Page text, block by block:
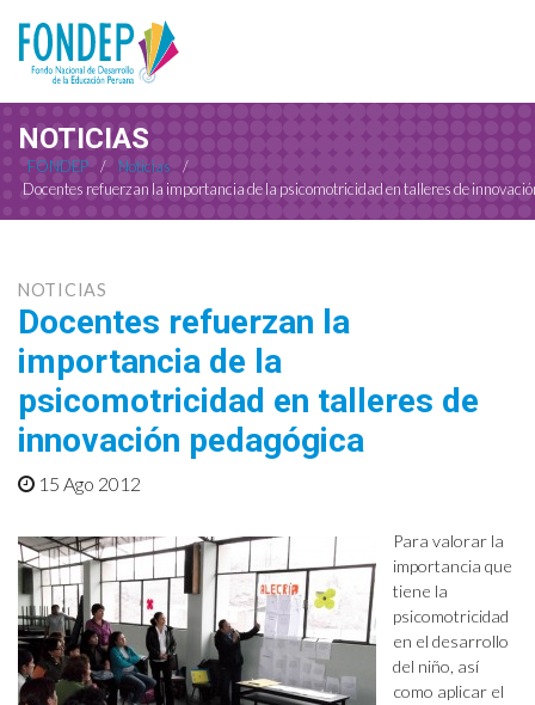
NOTICIAS
FONDEP / Noticias
/
Docentes refuerzan la importancia de la psicomotricidad en talleres de
NOTICIAS
Docentes refuerzan la
importancia de la
psicomotricidad en talleres de
innovación pedagógica
15 Ago 2012
Para valorar la
importancia que
tiene la
psicomotricidad
en el desarrollo
del niño, así
como aplicar el